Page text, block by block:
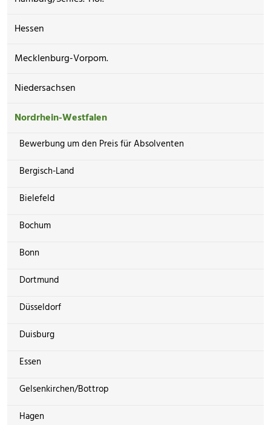
Hessen
Mecklenburg-Vorpom.
Niedersachsen
Nordrhein-Westfalen
Bewerbung um den Preis für Absolventen
Bergisch-Land
Bielefeld
Bochum
Bonn
Dortmund
Düsseldorf
Duisburg
Essen
Gelsenkirchen/Bottrop
Hagen